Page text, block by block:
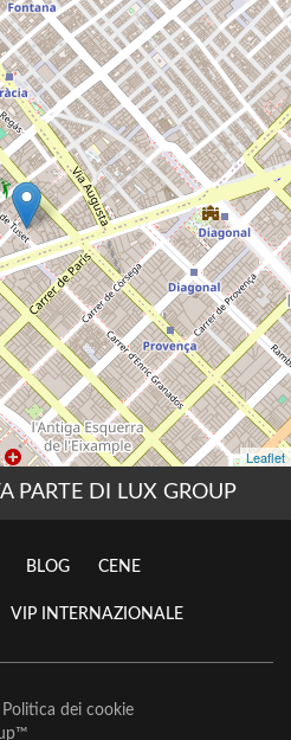
PARTE DI LUX GROUP
BLOG CENE
VIP INTERNAZIONALE
Politica dei cookie
™